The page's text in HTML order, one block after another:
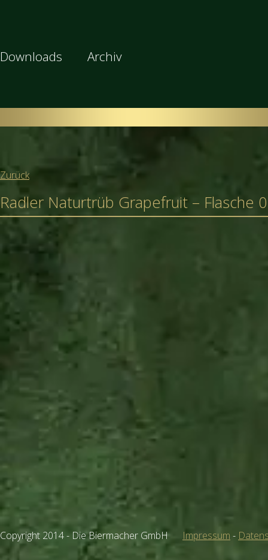
Downloads Archiv
Zurück
Radler Naturtrüb Grapefruit – Flasche
Copyright 2014 - Die Biermacher GmbH Impressum -